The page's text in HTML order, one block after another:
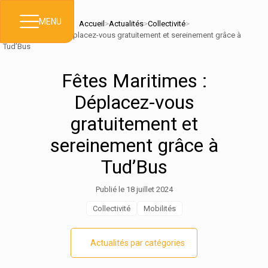
MENU Accueil >Actualités>Collectivité>
Fêtes Maritimes : Déplacez-vous gratuitement et sereinement grâce à
Tud’Bus
Fêtes Maritimes :
Déplacez-vous
gratuitement et
sereinement grâce à
Tud’Bus
Publié le 18 juillet 2024
Collectivité Mobilités
Actualités par catégories